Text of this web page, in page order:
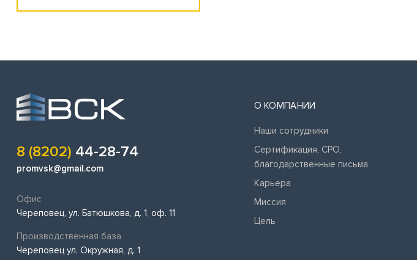
8 (8202) 44-28-74
promvsk@gmail.com
Офис
Череповец, ул. Батюшкова, д. 1, оф. 11
Производственная база
Череповец ул. Окружная, д. 1
О КОМПАНИИ
Наши сотрудники
Сертификация, СРО,
благодарственные письма
Карьера
Миссия
Цель